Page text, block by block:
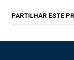
PARTILHAR ESTE